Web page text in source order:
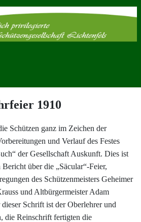
1910
Schützen ganz im Zeichen der
und Verlauf des Festes
der Gesellschaft Auskunft. Dies ist
über die „Säcular“-Feier,
des Schützenmeisters Geheimer
und Altbürgermeister Adam
Schrift ist der Oberlehrer und
die Reinschrift fertigten die